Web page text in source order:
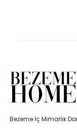
Bezeme İç Mimarlık